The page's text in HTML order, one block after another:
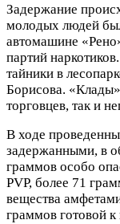
Задержание
молодых людей
автомашине
партий
тайники в
Борисова.
торговцев, так и
В ходе
задержанными, в
граммов особо
PVP, более 71
вещества
граммов готовой